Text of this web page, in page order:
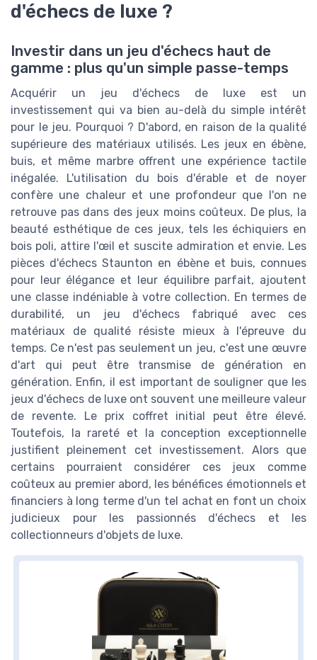
d'échecs de luxe ?
Investir dans un jeu d'échecs haut de
gamme : plus qu'un simple passe-temps
Acquérir un jeu d'échecs de luxe est un
investissement qui va bien au-delà du simple intérêt
pour le jeu. Pourquoi ? D'abord, en raison de la qualité
supérieure des matériaux utilisés. Les jeux en ébène,
buis, et même marbre offrent une expérience tactile
inégalée. L'utilisation du bois d'érable et de noyer
confère une chaleur et une profondeur que l'on ne
retrouve pas dans des jeux moins coûteux. De plus, la
beauté esthétique de ces jeux, tels les échiquiers en
bois poli, attire l'œil et suscite admiration et envie. Les
pièces d'échecs Staunton en ébène et buis, connues
pour leur élégance et leur équilibre parfait, ajoutent
une classe indéniable à votre collection. En termes de
durabilité, un jeu d'échecs fabriqué avec ces
matériaux de qualité résiste mieux à l'épreuve du
temps. Ce n'est pas seulement un jeu, c'est une œuvre
d'art qui peut être transmise de génération en
génération. Enfin, il est important de souligner que les
jeux d'échecs de luxe ont souvent une meilleure valeur
de revente. Le prix coffret initial peut être élevé.
Toutefois, la rareté et la conception exceptionnelle
justifient pleinement cet investissement. Alors que
certains pourraient considérer ces jeux comme
coûteux au premier abord, les bénéfices émotionnels et
financiers à long terme d'un tel achat en font un choix
judicieux pour les passionnés d'échecs et les
collectionneurs d'objets de luxe.